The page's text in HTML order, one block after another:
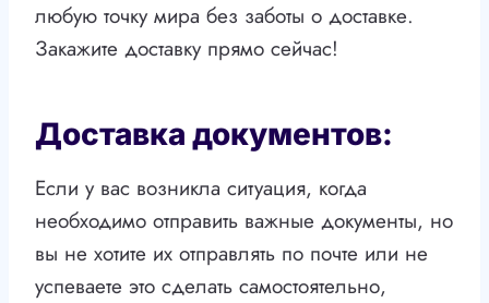
любую точку мира без заботы о доставке.
Закажите доставку прямо сейчас!
Доставка документов:
Если у вас возникла ситуация, когда
необходимо отправить важные документы, но
вы не хотите их отправлять по почте или не
успеваете это сделать самостоятельно,